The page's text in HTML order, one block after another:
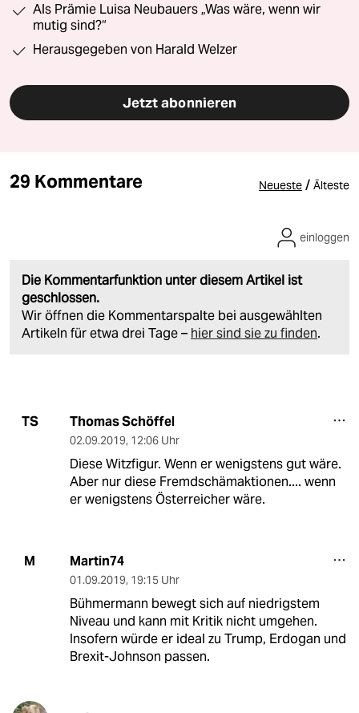
Als Prämie Luisa Neubauers „Was wäre, wenn wir
mutig sind?“
Herausgegeben von Harald Welzer
Jetzt abonnieren
29 Kommentare Neueste / Älteste
Die Kommentarfunktion unter diesem Artikel ist
geschlossen.
Wir öffnen die Kommentarspalte bei ausgewählten
Artikeln für etwa drei Tage – hier sind sie zu finden.
einloggen
TS Thomas Schöffel
02.09.2019, 12:06 Uhr
Diese Witzfigur. Wenn er wenigstens gut wäre.
Aber nur diese Fremdschämaktionen.... wenn
er wenigstens Österreicher wäre.
M Martin74
01.09.2019, 19:15 Uhr
Bühmermann bewegt sich auf niedrigstem
Niveau und kann mit Kritik nicht umgehen.
Insofern würde er ideal zu Trump, Erdogan und
Brexit-Johnson passen.